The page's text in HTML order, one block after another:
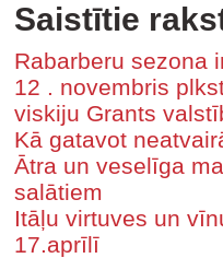
Saistītie
Rabarberu sezona
12 . novembris
viskiju Grants
Kā gatavot
Ātra un veselīga
salātiem
Itāļu virtuves un
17.aprīlī